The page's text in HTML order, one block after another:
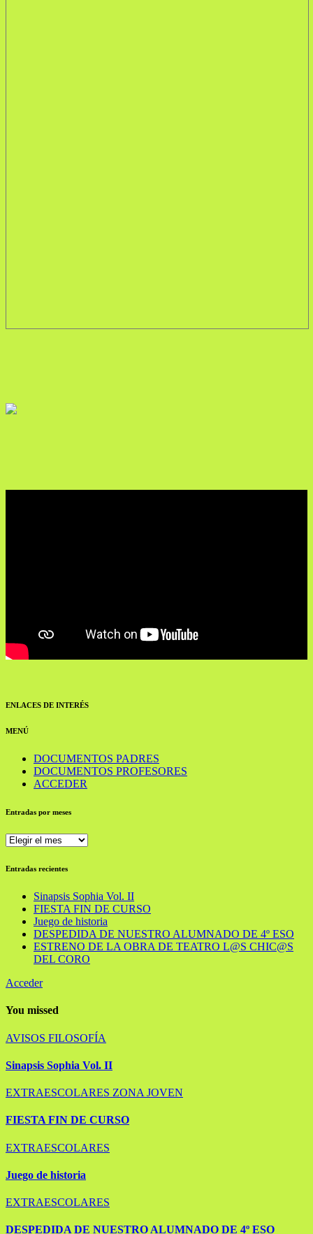
ENLACES DE INTERÉS
MENÚ
DOCUMENTOS PADRES
DOCUMENTOS PROFESORES
ACCEDER
Entradas por meses
Entradas
meses
Entradas recientes
Sinapsis Sophia Vol. II
FIESTA FIN DE CURSO
Juego de historia
DESPEDIDA DE NUESTRO ALUMNADO DE 4º ESO
ESTRENO DE LA OBRA DE TEATRO L@S CHIC@S
DEL CORO
Acceder
You missed
AVISOS FILOSOFÍA
Sinapsis Sophia Vol. II
EXTRAESCOLARES ZONA JOVEN
FIESTA FIN DE CURSO
EXTRAESCOLARES
Juego de historia
EXTRAESCOLARES
DESPEDIDA DE NUESTRO ALUMNADO DE 4º ESO